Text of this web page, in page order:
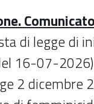
di legge di
16-07-
2 dicembre